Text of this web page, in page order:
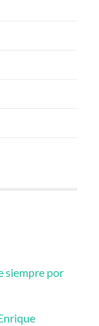
siempre por